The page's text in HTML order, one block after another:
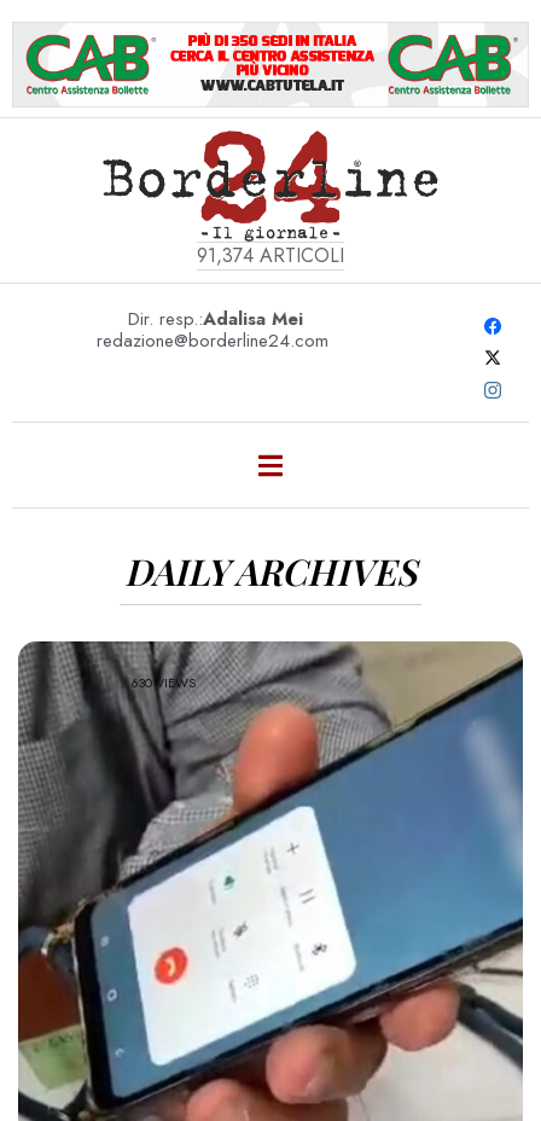
91,374 ARTICOLI
Dir. resp.:Adalisa Mei
redazione@borderline24.com
DAILY ARCHIVES
630 VIEWS